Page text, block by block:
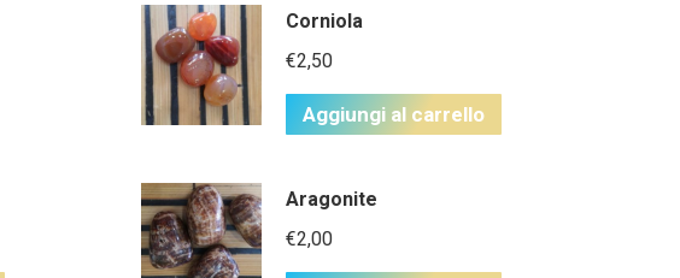
Corniola
€2,50
Aggiungi al carrello
Aragonite
€2,00